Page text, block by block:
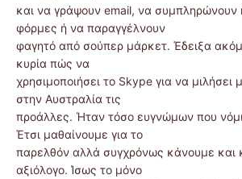
και να γράψουν email, να συμπληρώνουν
φόρμες ή να παραγγέλνουν
φαγητό από σούπερ μάρκετ. Έδειξα
κυρία πώς να
χρησιμοποιήσει το Skype για να μιλήσει
στην Αυστραλία τις
προάλλες. Ήταν τόσο ευγνώμων που
Έτσι μαθαίνουμε για το
παρελθόν αλλά συγχρόνως κάνουμε και
αξιόλογο. Ίσως το μόνο